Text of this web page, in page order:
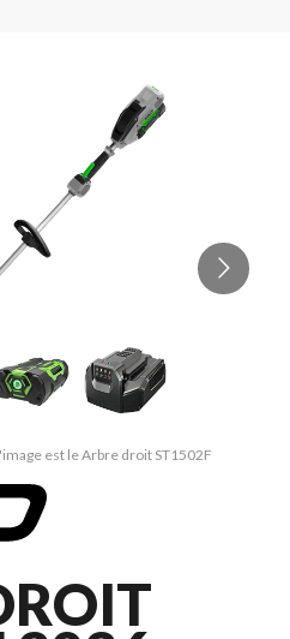
est le Arbre droit ST1502F